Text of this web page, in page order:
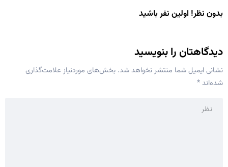
بدون نظر! اولین نفر باشید
دیدگاهتان را بنویسید
نشانی ایمیل شما منتشر نخواهد شد. بخش‌های موردنیاز علامت‌گذاری
شده‌اند*